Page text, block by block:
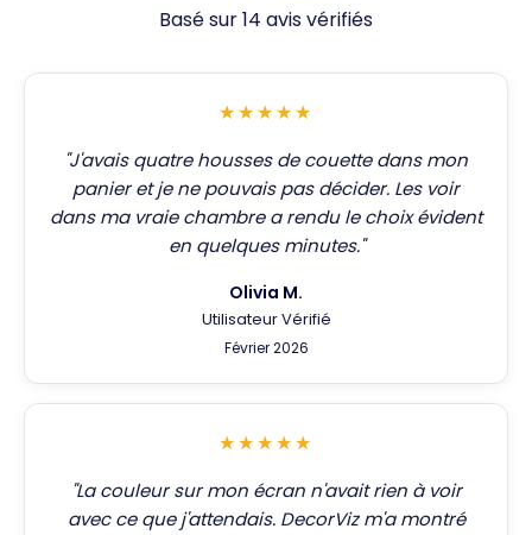
Basé sur 14 avis vérifiés
★★★★★
"J'avais quatre housses de couette dans mon
panier et je ne pouvais pas décider. Les voir
dans ma vraie chambre a rendu le choix évident
en quelques minutes."
Olivia M.
Utilisateur Vérifié
Février 2026
★★★★★
"La couleur sur mon écran n'avait rien à voir
avec ce que j'attendais. DecorViz m'a montré